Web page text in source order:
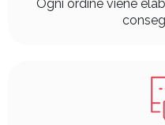
Ogni ordine viene